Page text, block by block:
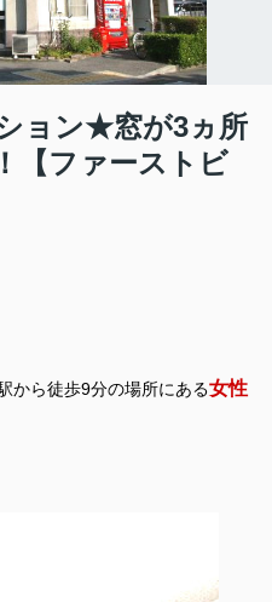
ョン★窓が3ヵ所
【ファーストビ
から徒歩9分の場所にある女性